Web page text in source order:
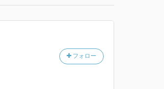
フォロー